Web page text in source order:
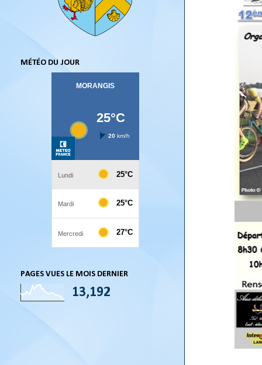
MÉTÉO DU JOUR
PAGES VUES LE MOIS DERNIER
13,192